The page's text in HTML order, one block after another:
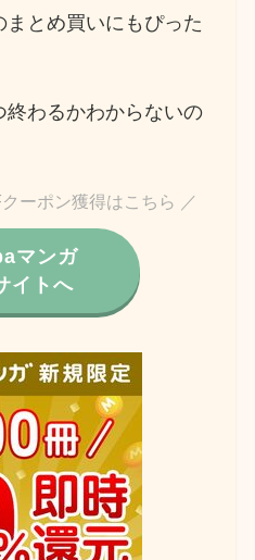
とめ買いにもぴった
終わるかわからないの
ーポン獲得はこちら ／
マンガ
イトへ